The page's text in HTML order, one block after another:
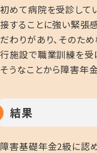
初めて病院を受診して
接することに強い緊張
だわりがあり、そのた
行施設で職業訓練を受
そうなことから障害年
結果
障害基礎年金2級に認